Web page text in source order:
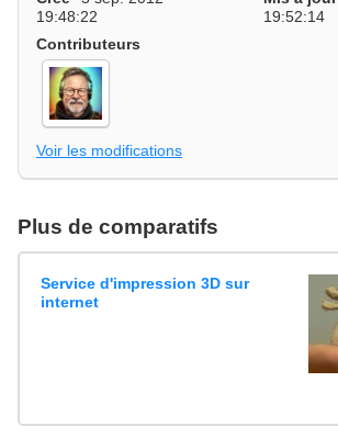
19:48:22
19:52:14
Contributeurs
Voir les modifications
Plus de comparatifs
Service d'impression 3D sur
internet